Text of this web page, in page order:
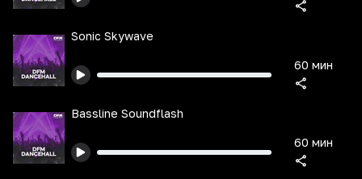
Sonic Skywave
60 мин
Bassline Soundflash
60 мин